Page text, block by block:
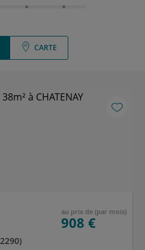
CARTE
au prix de (par mois)
908 €